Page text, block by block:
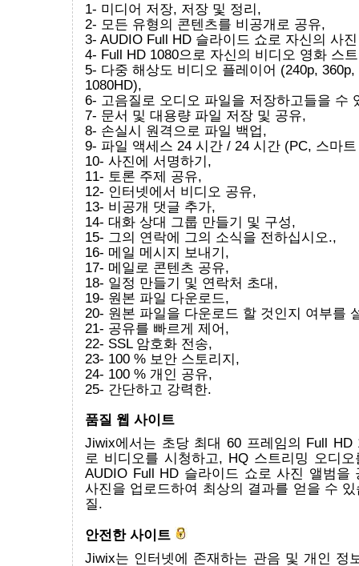
1- 미디어 저장, 저장 및 정리,
2- 모든 유형의 콘텐츠를 비공개로 공유,
3- AUDIO Full HD 슬라이드 쇼로 자신의 사
4- Full HD 1080으로 자신의 비디오 영화 스
5- 다중 해상도 비디오 플레이어 (240p, 360p,
1080HD),
6- 고음질로 오디오 파일을 저장하고들을 수
7- 문서 및 대용량 파일 저장 및 공유,
8- 손실시 원격으로 파일 백업,
9- 파일 액세스 24 시간 / 24 시간 (PC, 스마
10- 사진에 서명하기,
11- 토론 주제 공유,
12- 인터넷에서 비디오 공유,
13- 비공개 댓글 추가,
14- 대화 상대 그룹 만들기 및 구성,
15- 그의 연락에 그의 소식을 전하십시오.,
16- 메일 메시지 보내기,
17- 메일로 콘텐츠 공유,
18- 일정 만들기 및 연락처 초대,
19- 원본 파일 다운로드,
20- 원본 파일을 다운로드 할 것인지 여부를
21- 공유를 빠르게 제어,
22- SSL 암호화 전송,
23- 100 % 보안 스토리지,
24- 100 % 개인 공유,
25- 간단하고 강력한.
품질 웹 사이트
Jiwix에서는 초당 최대 60 프레임의 Full HD
로 비디오를 시청하고, HQ 스트리밍 오디
AUDIO Full HD 슬라이드 쇼로 사진 앨범을
사진을 업로드하여 최상의 결과를 얻을 수
질.
안전한 사이트
Jiwix는 인터넷에 존재하는 관음 및 개인 정